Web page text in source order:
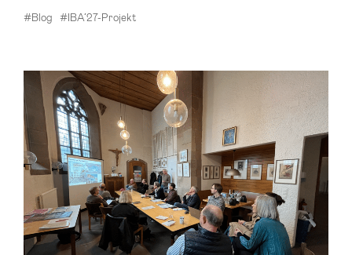
#Blog #IBA’27-Projekt